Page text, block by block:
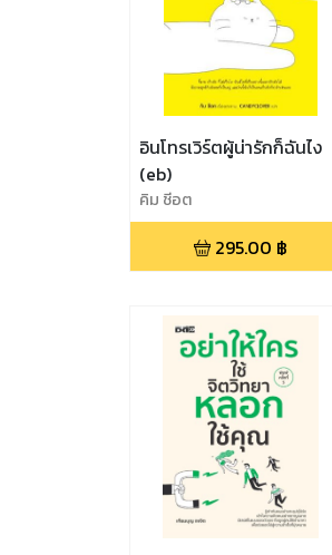
อินโทรเวิร์ตผู้น่ารักก็ฉันไง
(eb)
คิม ชีอต
295.00 ฿